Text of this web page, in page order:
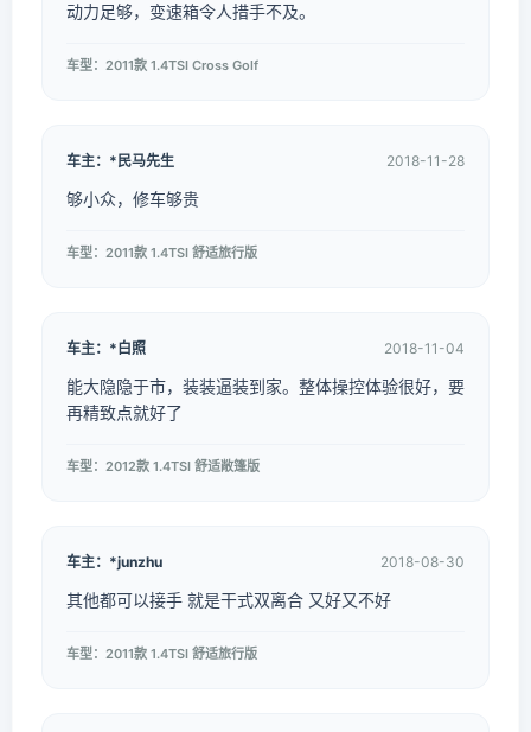
动力足够，变速箱令人措手不及。
车型：2011款 1.4TSI Cross Golf
车主：*民马先生 2018-11-28
够小众，修车够贵
车型：2011款 1.4TSI 舒适旅行版
车主：*白照 2018-11-04
能大隐隐于市，装装逼装到家。整体操控体验很好，要
再精致点就好了
车型：2012款 1.4TSI 舒适敞篷版
车主：*junzhu 2018-08-30
其他都可以接手 就是干式双离合 又好又不好
车型：2011款 1.4TSI 舒适旅行版